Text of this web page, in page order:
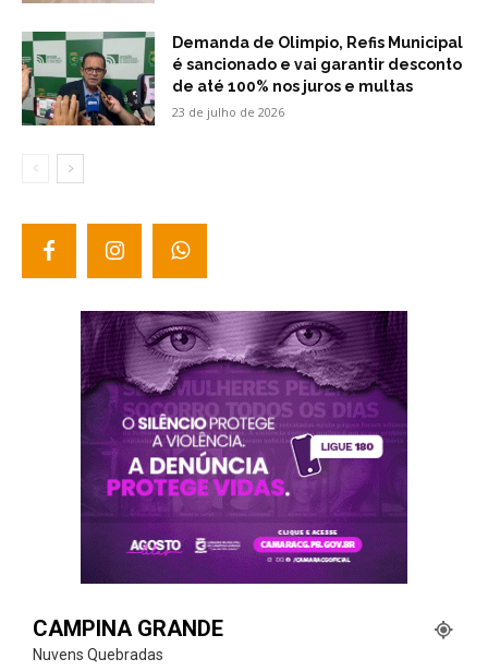
Demanda de Olimpio, Refis Municipal
é sancionado e vai garantir desconto
de até 100% nos juros e multas
23 de julho de 2026
CAMPINA GRANDE
Nuvens Quebradas